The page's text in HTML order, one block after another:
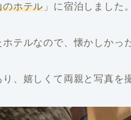
ホテル 」に宿泊しました。
テルなので、懐かしかっ
、嬉しくて両親と写真を